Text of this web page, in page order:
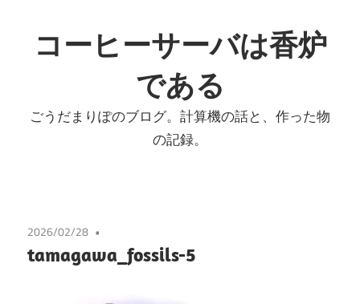
ン
テ
へ
コーヒーサーバは香炉
である
ごうだまりぽのブログ。計算機の話と、作った物
の記録。
2026/02/28
tamagawa_fossils-5